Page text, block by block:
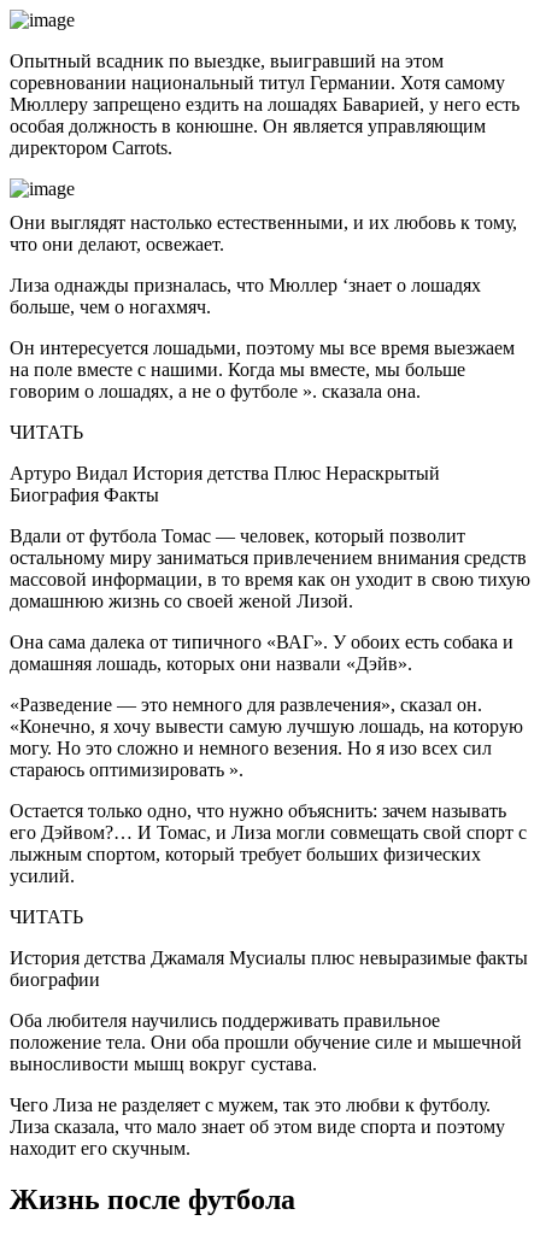
Опытный всадник по выездке, выигравший на этом
соревновании национальный титул Германии. Хотя самому
Мюллеру запрещено ездить на лошадях Баварией, у него есть
особая должность в конюшне. Он является управляющим
директором Carrots.
Они выглядят настолько естественными, и их любовь к тому,
что они делают, освежает.
Лиза однажды призналась, что Мюллер ‘знает о лошадях
больше, чем о ногахмяч.
Он интересуется лошадьми, поэтому мы все время выезжаем
на поле вместе с нашими. Когда мы вместе, мы больше
говорим о лошадях, а не о футболе ». сказала она.
ЧИТАТЬ
Артуро Видал История детства Плюс Нераскрытый
Биография Факты
Вдали от футбола Томас — человек, который позволит
остальному миру заниматься привлечением внимания средств
массовой информации, в то время как он уходит в свою тихую
домашнюю жизнь со своей женой Лизой.
Она сама далека от типичного «ВАГ». У обоих есть собака и
домашняя лошадь, которых они назвали «Дэйв».
«Разведение — это немного для развлечения», сказал он.
«Конечно, я хочу вывести самую лучшую лошадь, на которую
могу. Но это сложно и немного везения. Но я изо всех сил
стараюсь оптимизировать ».
Остается только одно, что нужно объяснить: зачем называть
его Дэйвом?… И Томас, и Лиза могли совмещать свой спорт с
лыжным спортом, который требует больших физических
усилий.
ЧИТАТЬ
История детства Джамаля Мусиалы плюс невыразимые факты
биографии
Оба любителя научились поддерживать правильное
положение тела. Они оба прошли обучение силе и мышечной
выносливости мышц вокруг сустава.
Чего Лиза не разделяет с мужем, так это любви к футболу.
Лиза сказала, что мало знает об этом виде спорта и поэтому
находит его скучным.
Жизнь после футбола